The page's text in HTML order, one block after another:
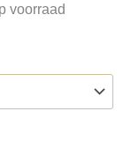
voorraad